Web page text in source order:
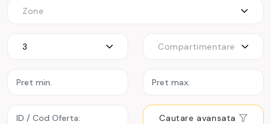
Zone
3 Compartimentare
Cautare avansata